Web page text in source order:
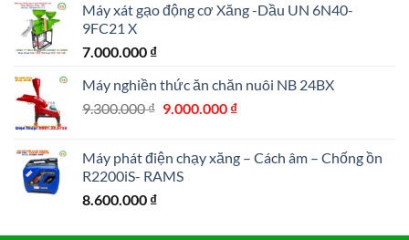
Máy xát gạo động cơ Xăng -Dầu UN 6N40-
9FC21 X
7.000.000 ₫
Máy nghiền thức ăn chăn nuôi NB 24BX
9.300.000₫ Giá
9.300.000 ₫.
9.000.000 ₫Giá
là:
Máy phát điện chạy xăng – Cách âm – Chống ồn
R2200iS- RAMS
8.600.000 ₫